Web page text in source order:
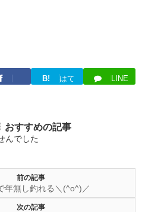
B!
はて
LINE
おすすめの記事
んでした
前の記事
年無し釣れる＼(^o^)／
次の記事